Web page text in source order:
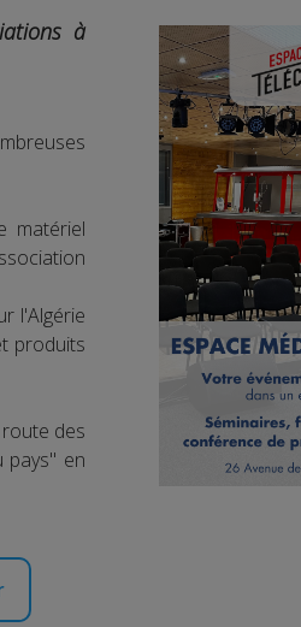
à
matériel
l'Algérie
produits
des
pays" en